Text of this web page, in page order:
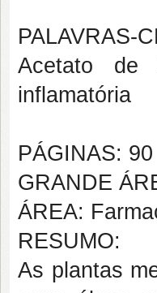
PALAVRAS-
Acetato de
inflamatória
PÁGINAS: 90
GRANDE
ÁREA:
RESUMO:
As plantas